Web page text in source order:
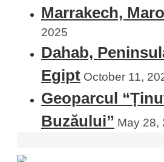
Marrakech,
2025
Dahab,
Egipt October 11,
Geoparcul
Buzăului” May 28,